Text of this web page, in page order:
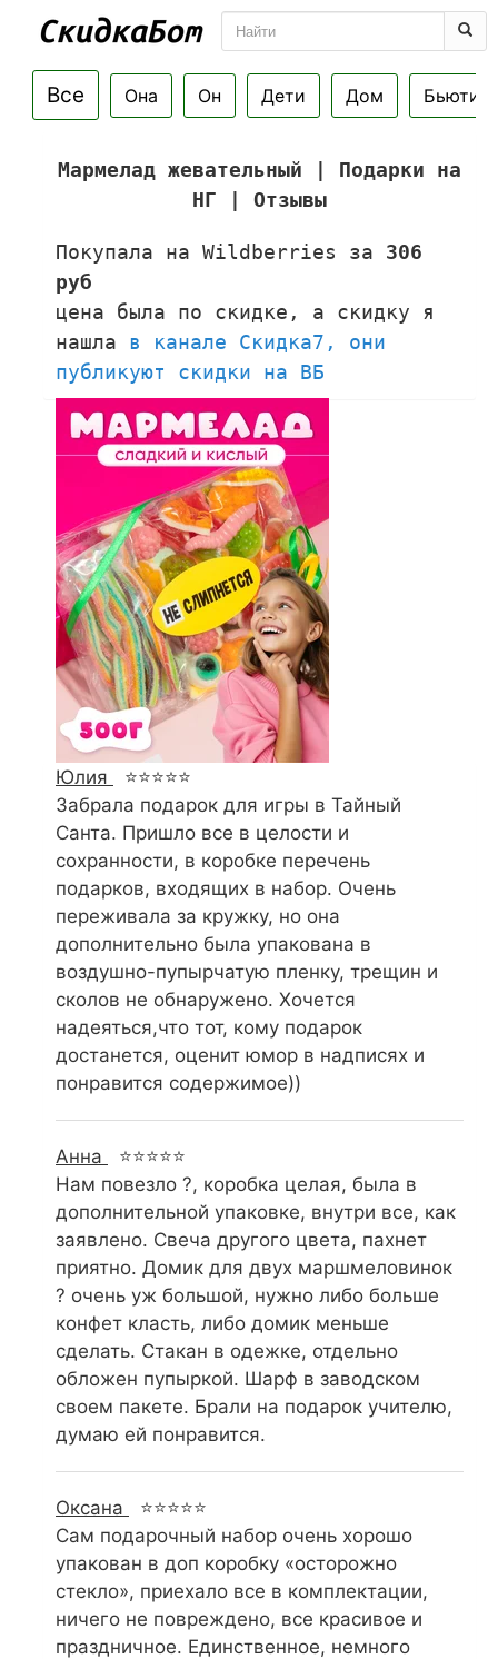
Все Она Он Дети Дом Бьюти
Мармелад жевательный | Подарки на
НГ | Отзывы
Покупала на Wildberries за 306
руб
цена была по скидке, а скидку я
нашла в канале Скидка7, они
публикуют скидки на ВБ
Юлия
⭐⭐⭐⭐⭐
Забрала подарок для игры в Тайный
Санта. Пришло все в целости и
сохранности, в коробке перечень
подарков, входящих в набор. Очень
переживала за кружку, но она
дополнительно была упакована в
воздушно-пупырчатую пленку, трещин и
сколов не обнаружено. Хочется
надеяться,что тот, кому подарок
достанется, оценит юмор в надписях и
понравится содержимое))
Анна
⭐⭐⭐⭐⭐
Нам повезло ?, коробка целая, была в
дополнительной упаковке, внутри все, как
заявлено. Свеча другого цвета, пахнет
приятно. Домик для двух маршмеловинок
? очень уж большой, нужно либо больше
конфет класть, либо домик меньше
сделать. Стакан в одежке, отдельно
обложен пупыркой. Шарф в заводском
своем пакете. Брали на подарок учителю,
думаю ей понравится.
Оксана
⭐⭐⭐⭐⭐
Сам подарочный набор очень хорошо
упакован в доп коробку «осторожно
стекло», приехало все в комплектации,
ничего не повреждено, все красивое и
праздничное. Единственное, немного